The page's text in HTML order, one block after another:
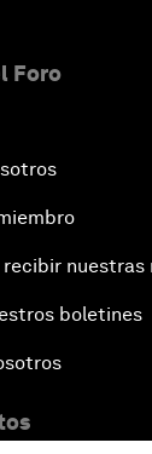
Foro
recibir nuestras
boletines